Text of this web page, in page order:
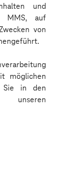
und
MMS, auf
von
möglichen
Sie in den